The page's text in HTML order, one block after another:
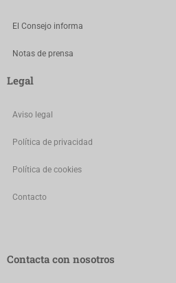
El Consejo informa
Notas de prensa
Legal
Aviso legal
Política de privacidad
Política de cookies
Contacto
Contacta con nosotros